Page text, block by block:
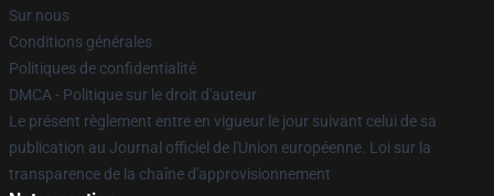
Sur nous
Conditions générales
Politiques de confidentialité
DMCA - Politique sur le droit d'auteur
Le présent règlement entre en vigueur le jour suivant celui de sa
publication au Journal officiel de l'Union européenne. Loi sur la
transparence de la chaîne d'approvisionnement